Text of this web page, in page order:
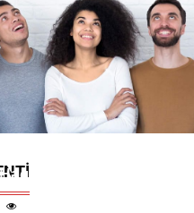
Gizlədən Suallar